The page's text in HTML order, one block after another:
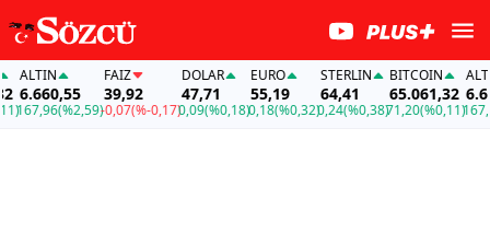
ALTIN
6.660,55
167,96(%2,59)
FAİZ
39,92
-0,07(%-0,17)
DOLAR
47,71
0,09(%0,18)
EURO
55,19
0,18(%0,32)
STERLIN
64,41
0,24(%0,38)
BITCOIN
65.061,32
71,20(%0,11)
ALTIN
167,96